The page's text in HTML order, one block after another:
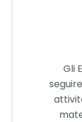
Gli